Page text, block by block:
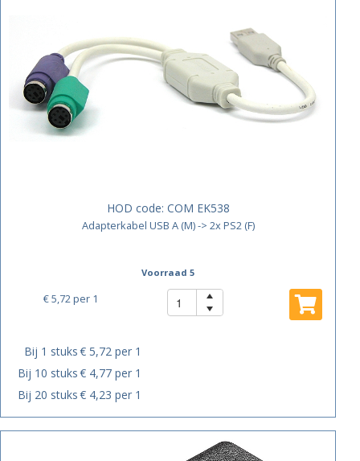
HOD code: COM EK538
Adapterkabel USB A (M) -> 2x PS2 (F)
Voorraad 5
€ 5,72 per 1
Bij 1 stuks€ 5,72 per 1
Bij 10 stuks€ 4,77 per 1
Bij 20 stuks€ 4,23 per 1